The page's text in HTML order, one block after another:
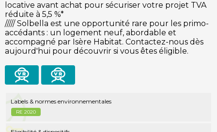
locative avant achat pour sécuriser votre projet TVA
réduite à 5,5 %*
///// Solbella est une opportunité rare pour les primo-
accédants : un logement neuf, abordable et
accompagné par Isère Habitat. Contactez-nous dès
aujourd'hui pour découvrir si vous êtes éligible.
virtuelle
Labels & normes environnementales
RE 2020